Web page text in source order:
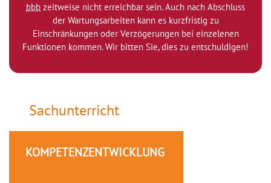
bbb zeitweise nicht erreichbar sein. Auch nach Abschluss
der Wartungsarbeiten kann es kurzfristig zu
Einschränkungen oder Verzögerungen bei einzelenen
Funktionen kommen. Wir bitten Sie, dies zu entschuldigen!
Sachunterricht
KOMPETENZENTWICKLUNG